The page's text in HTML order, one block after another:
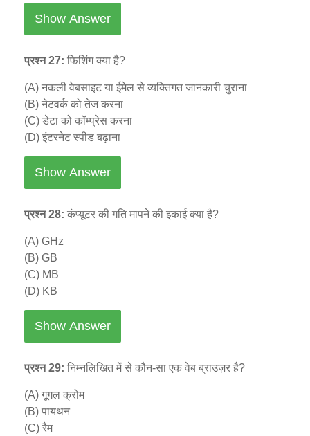
Show Answer
प्रश्न 27: फिशिंग क्या है?
(A) नकली वेबसाइट या ईमेल से व्यक्तिगत जानकारी चुराना
(B) नेटवर्क को तेज करना
(C) डेटा को कॉम्प्रेस करना
(D) इंटरनेट स्पीड बढ़ाना
Show Answer
प्रश्न 28: कंप्यूटर की गति मापने की इकाई क्या है?
(A) GHz
(B) GB
(C) MB
(D) KB
Show Answer
प्रश्न 29: निम्नलिखित में से कौन-सा एक वेब ब्राउज़र है?
(A) गूगल क्रोम
(B) पायथन
(C) रैम